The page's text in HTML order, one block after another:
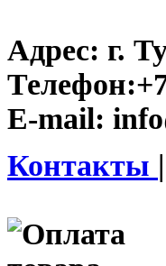
Адрес: г.
Телефон:
E-mail:
Контакты |